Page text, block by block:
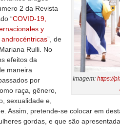
Imagem: https://
2 da Revista
“COVID-19,
y
”, de
Rulli. No
efeitos da
maneira
por
raça, gênero,
sexualidade e,
Assim, pretende-se colocar em
gordas, e que são